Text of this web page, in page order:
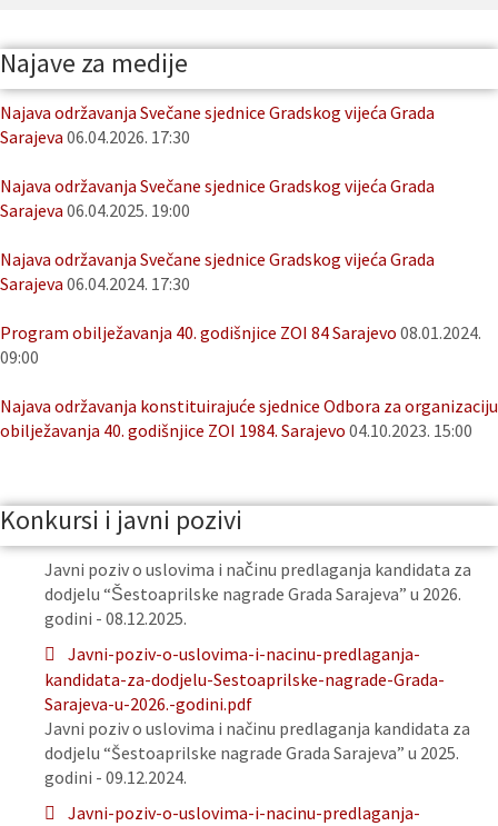
Najave za medije
Najava održavanja Svečane sjednice Gradskog vijeća Grada
Sarajeva 06.04.2026. 17:30
Najava održavanja Svečane sjednice Gradskog vijeća Grada
Sarajeva 06.04.2025. 19:00
Najava održavanja Svečane sjednice Gradskog vijeća Grada
Sarajeva 06.04.2024. 17:30
Program obilježavanja 40. godišnjice ZOI 84 Sarajevo 08.01.2024.
09:00
Najava održavanja konstituirajuće sjednice Odbora za organizaciju
obilježavanja 40. godišnjice ZOI 1984. Sarajevo 04.10.2023. 15:00
Konkursi i javni pozivi
Javni poziv o uslovima i načinu predlaganja kandidata za
dodjelu “Šestoaprilske nagrade Grada Sarajeva” u 2026.
godini - 08.12.2025.
Javni-poziv-o-uslovima-i-nacinu-predlaganja-
kandidata-za-dodjelu-Sestoaprilske-nagrade-Grada-
Sarajeva-u-2026.-godini.pdf
Javni poziv o uslovima i načinu predlaganja kandidata za
dodjelu “Šestoaprilske nagrade Grada Sarajeva” u 2025.
godini - 09.12.2024.
Javni-poziv-o-uslovima-i-nacinu-predlaganja-